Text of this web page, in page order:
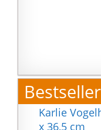
Karlie
x 36,5 cm